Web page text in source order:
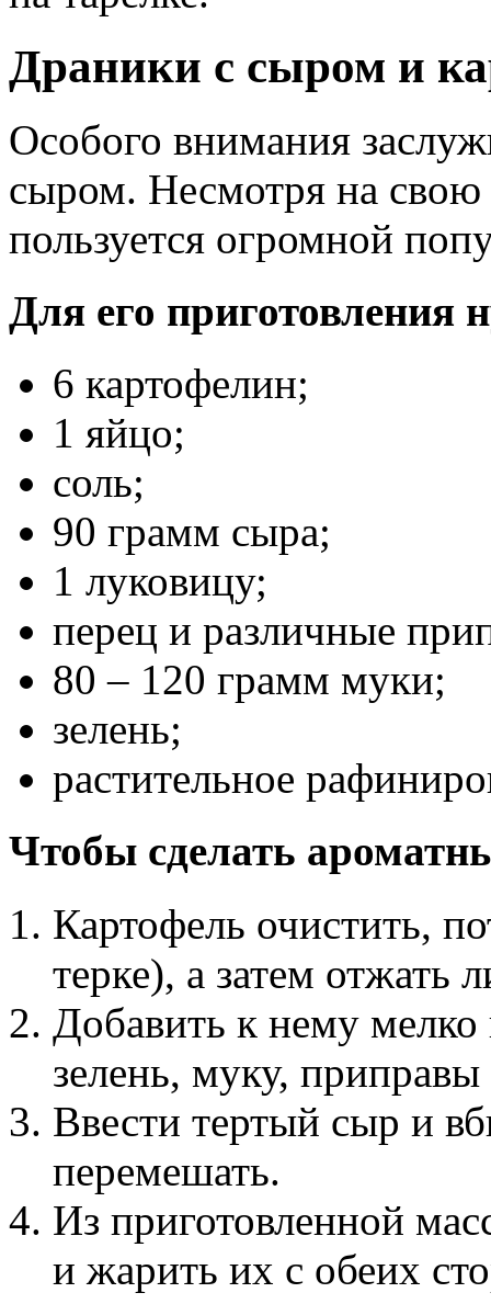
Драники с сыром и
Особого внимания
сыром. Несмотря на
пользуется огромной
Для его приготовления
6 картофелин;
1 яйцо;
соль;
90 грамм сыра;
1 луковицу;
перец и различные
80 – 120 грамм муки;
зелень;
растительное
Чтобы сделать
Картофель очистить,
терке), а затем отжать
Добавить к нему
зелень, муку,
Ввести тертый сыр и
перемешать.
Из приготовленной
и жарить их с обеих